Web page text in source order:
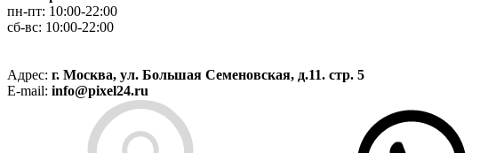
пн-пт: 10:00-22:00
сб-вс: 10:00-22:00
Адрес: г. Москва, ул. Большая Семеновская, д.11. стр. 5
E-mail: info@pixel24.ru